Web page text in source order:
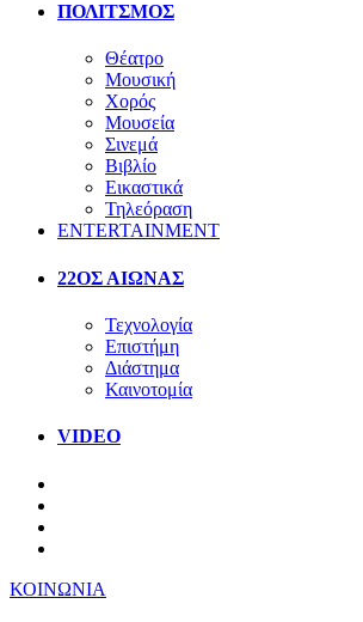
ΠΟΛΙΤΣΜΟΣ
Θέατρο
Μουσική
Χορός
Μουσεία
Σινεμά
Βιβλίο
Εικαστικά
Τηλεόραση
ENTERTAINMENT
22ΟΣ ΑΙΩΝΑΣ
Τεχνολογία
Επιστήμη
Διάστημα
Καινοτομία
VIDEO
ΚΟΙΝΩΝΙΑ